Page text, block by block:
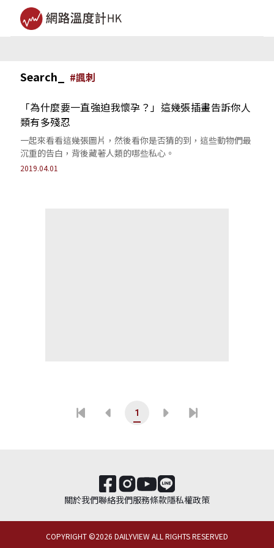
Search_ #諷刺
「為什麼要一直強迫我懷孕？」這幾張插畫告訴你人
類有多殘忍
一起來看看這幾張圖片，然後看你是否猜的到，這些動物們最
沉重的告白，背後藏著人類的哪些私心。
2019.04.01
1
關於我們聯絡我們服務條款隱私權政策
COPYRIGHT ©2026 DAILYVIEW ALL RIGHTS RESERVED